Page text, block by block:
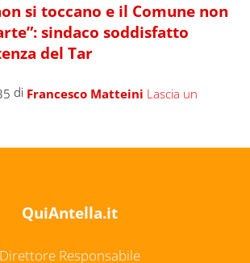
si toccano e il Comune non
sindaco soddisfatto
del Tar
di Francesco Matteini Lascia un
QuiAntella.it
Direttore Responsabile